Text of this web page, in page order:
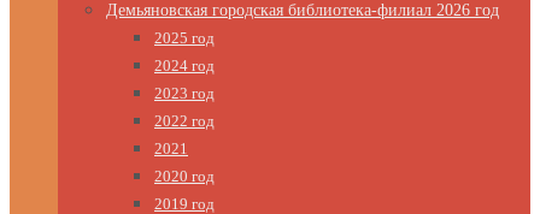
Демьяновская городская библиотека-филиал 2026 год
2025 год
2024 год
2023 год
2022 год
2021
2020 год
2019 год